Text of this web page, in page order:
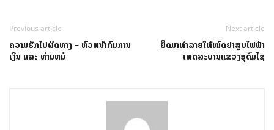
Previous article
ຄວາມຮັກໄປຜິດທາງ – ຫົວຫນ້າກົມການ
ເງິນ ແລະ ທ່ານຫມໍ
Next article
ຍຶດມາທຳລາຍໃຫ້ໝົດຢາສູບໄຟຟ້າ
ເທດສະບານແຂວງອຸດົມໄຊ